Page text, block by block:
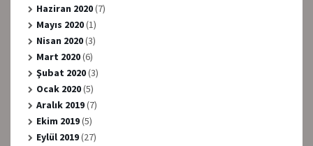
Haziran 2020(7)
Mayıs 2020(1)
Nisan 2020(3)
Mart 2020(6)
Şubat 2020(3)
Ocak 2020(5)
Aralık 2019(7)
Ekim 2019(5)
Eylül 2019(27)